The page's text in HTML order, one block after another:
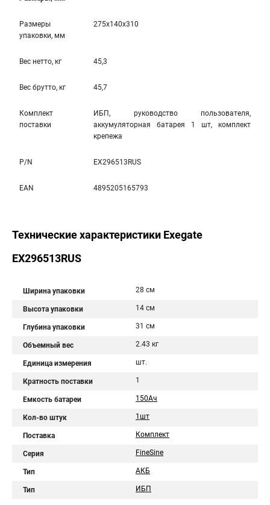
Размеры
упаковки, мм
275x140x310
Вес нетто, кг 45,3
Вес брутто, кг 45,7
Комплект
поставки
ИБП, руководство пользователя,
аккумуляторная батарея 1 шт, комплект
крепежа
P/N EX296513RUS
EAN 4895205165793
Технические характеристики Exegate
EX296513RUS
Ширина упаковки 28 см
Высота упаковки 14 см
Глубина упаковки 31 см
Объемный вес 2.43 кг
Единица измерения шт.
Кратность поставки 1
Емкость батареи 150Aч
Кол-во штук 1шт
Поставка Комплект
Серия FineSine
Тип АКБ
Тип ИБП